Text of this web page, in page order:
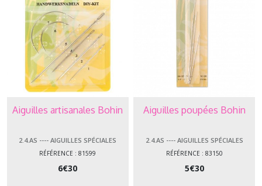
Aiguilles artisanales Bohin
2.4.AS ---- AIGUILLES SPÉCIALES
RÉFÉRENCE : 81599
6€30
Aiguilles poupées Bohin
2.4.AS ---- AIGUILLES SPÉCIALES
RÉFÉRENCE : 83150
5€30